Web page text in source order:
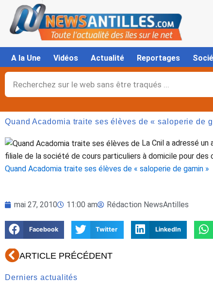
contenu
A la Une Vidéos Actualité Reportages
Rechercher
Quand Acadomia traite ses élèves de « saloperie de
La Cnil a adressé
filiale de la société de cours particuliers à domicile pour
Quand Acadomia traite ses élèves de « saloperie de gamin »
mai 27, 2010 11:00 am Rédaction NewsAntilles
Facebook Twitter LinkedIn
Précédent
ARTICLE PRÉCÉDENT
Derniers actualités